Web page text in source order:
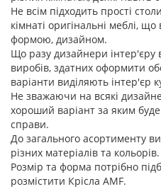
Не всім підходить прості
кімнаті оригінальні меблі, що
формою, дизайном.
Що разу дизайнери інтер'єру
виробів, здатних оформити
варіанти виділяють інтер'єр
Не зважаючи на всякі
хороший варіант за яким
справи.
До загального асортименту
різних матеріалів та кольорів.
Розмір та форма потрібно
розмістити Крісла AMF.